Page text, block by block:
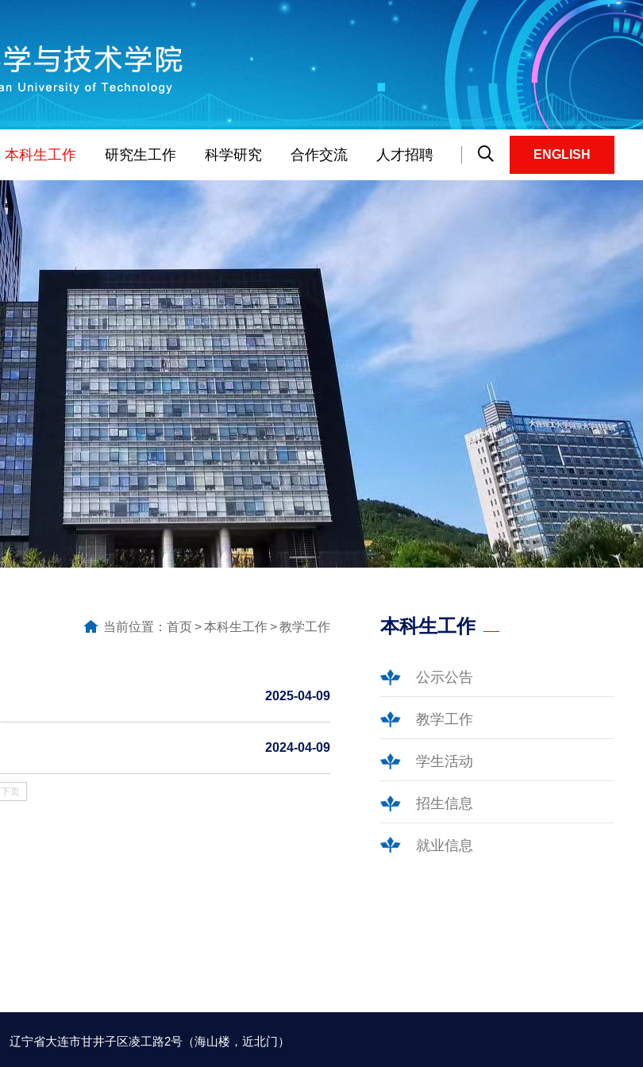
本科生工作 研究生工作 科学研究 合作交流 人才招聘 ENGLISH
当前位置： 首页 本科生工作 教学工作
2025-04-09
2024-04-09
下页
本科生工作
公示公告
教学工作
学生活动
招生信息
就业信息
辽宁省大连市甘井子区凌工路2号（海山楼，近北门）